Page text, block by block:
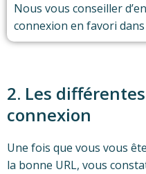
Nous vous conseiller
connexion en favori
2. Les
connexion
Une fois que vous vous
la bonne URL, vous